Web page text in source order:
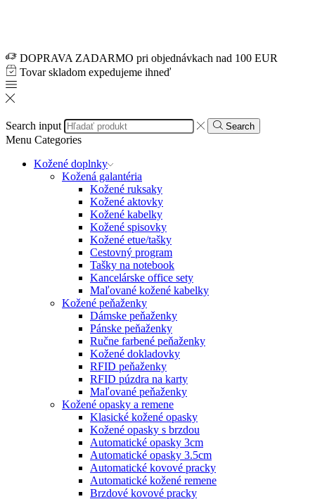
DOPRAVA ZADARMO pri objednávkach nad 100 EUR
Tovar skladom expedujeme ihneď
Search input Search
Menu Categories
Kožené doplnky
Kožená galantéria
Kožené ruksaky
Kožené aktovky
Kožené kabelky
Kožené spisovky
Kožené etue/tašky
Cestovný program
Tašky na notebook
Kancelárske office sety
Maľované kožené kabelky
Kožené peňaženky
Dámske peňaženky
Pánske peňaženky
Ručne farbené peňaženky
Kožené dokladovky
RFID peňaženky
RFID púzdra na karty
Maľované peňaženky
Kožené opasky a remene
Klasické kožené opasky
Kožené opasky s brzdou
Automatické opasky 3cm
Automatické opasky 3.5cm
Automatické kovové pracky
Automatické kožené remene
Brzdové kovové pracky